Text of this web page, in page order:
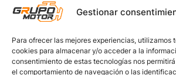
Gestionar
Para ofrecer las mejores experiencias, utilizamos
cookies para almacenar y/o acceder a la
consentimiento de estas tecnologías nos
el comportamiento de navegación o las
Por medio de WhatsApp